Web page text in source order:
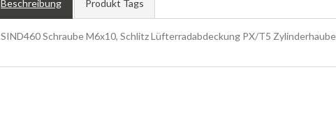
Beschreibung Produkt Tags
SIND460 Schraube M6x10, Schlitz Lüfterradabdeckung PX/T5